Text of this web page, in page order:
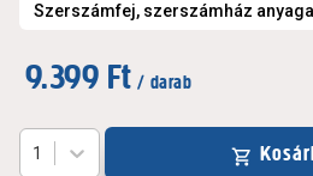
Szerszámfej, szerszámház anyaga
9.399 Ft / darab
1